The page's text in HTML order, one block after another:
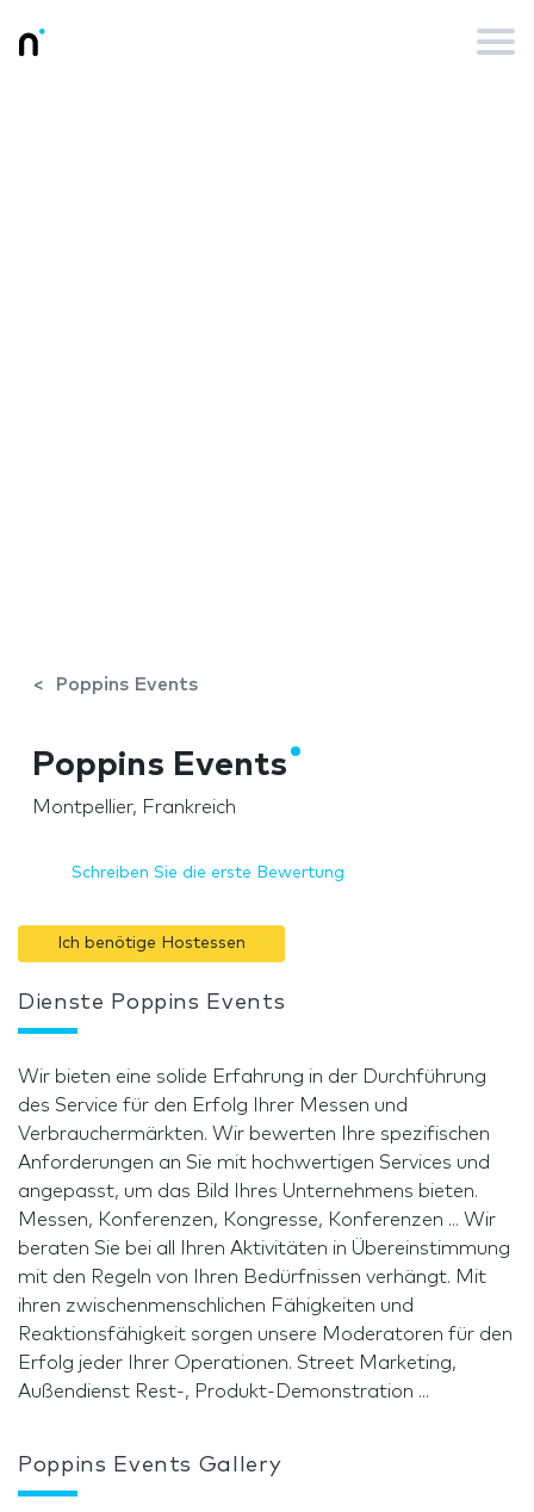
Poppins Events
Poppins Events
Montpellier, Frankreich
Schreiben Sie die erste Bewertung
Ich benötige Hostessen
Dienste Poppins Events
Wir bieten eine solide Erfahrung in der Durchführung
des Service für den Erfolg Ihrer Messen und
Verbrauchermärkten. Wir bewerten Ihre spezifischen
Anforderungen an Sie mit hochwertigen Services und
angepasst, um das Bild Ihres Unternehmens bieten.
Messen, Konferenzen, Kongresse, Konferenzen ... Wir
beraten Sie bei all Ihren Aktivitäten in Übereinstimmung
mit den Regeln von Ihren Bedürfnissen verhängt. Mit
ihren zwischenmenschlichen Fähigkeiten und
Reaktionsfähigkeit sorgen unsere Moderatoren für den
Erfolg jeder Ihrer Operationen. Street Marketing,
Außendienst Rest-, Produkt-Demonstration ...
Poppins Events Gallery